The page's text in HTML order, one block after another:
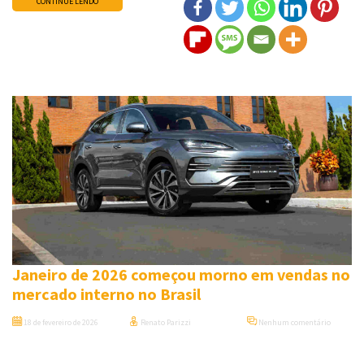
Janeiro de 2026 começou morno em vendas no
mercado interno no Brasil
18 de fevereiro de 2026 Renato Parizzi Nenhum comentário